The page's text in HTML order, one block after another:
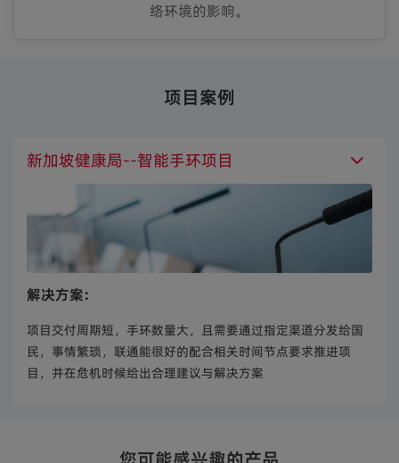
络环境的影响。
项目案例
新加坡健康局--智能手环项目
解决方案:
项目交付周期短，手环数量大，且需要通过指定渠道分发给国
民，事情繁琐，联通能很好的配合相关时间节点要求推进项
目，并在危机时候给出合理建议与解决方案